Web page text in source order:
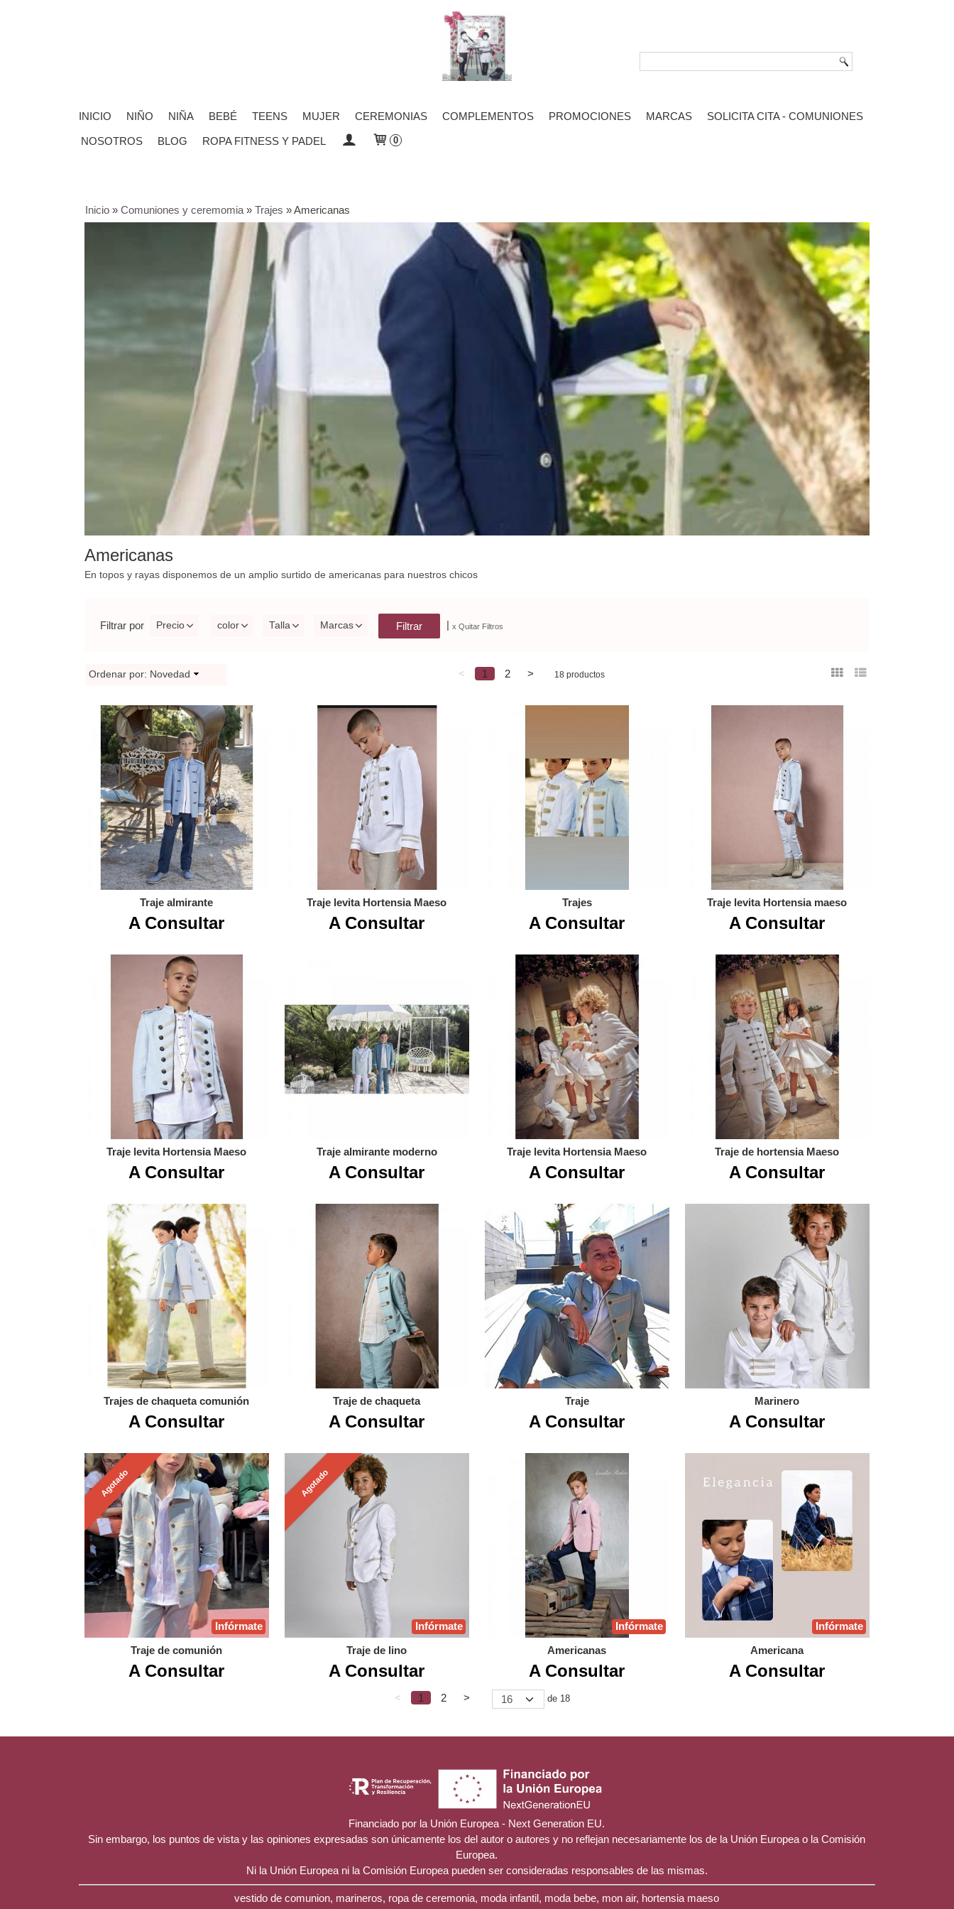
INICIO NIÑO NIÑA BEBÉ TEENS MUJER CEREMONIAS COMPLEMENTOS PROMOCIONES MARCAS SOLICITA CITA - COMUNIONES
NOSOTROS BLOG ROPA FITNESS Y PADEL 0
Inicio» Comuniones y ceremomia» Trajes »Americanas
Americanas
En topos y rayas disponemos de un amplio surtido de americanas para nuestros chicos
Filtrar por Precio color Talla Marcas x Quitar Filtros
Ordenar por: Novedad < 1 2 > 18 productos
Traje almirante
A Consultar
Traje levita Hortensia Maeso
A Consultar
Trajes
A Consultar
Traje levita Hortensia maeso
A Consultar
Traje levita Hortensia Maeso
A Consultar
Traje almirante moderno
A Consultar
Traje levita Hortensia Maeso
A Consultar
Traje de hortensia Maeso
A Consultar
Trajes de chaqueta comunión
A Consultar
Traje de chaqueta
A Consultar
Traje
A Consultar
Marinero
A Consultar
Agotado
Infórmate
Traje de comunión
A Consultar
Agotado
Infórmate
Traje de lino
A Consultar
Infórmate
Americanas
A Consultar
Infórmate
Americana
A Consultar
< 1 2 > de 18
Financiado por la Unión Europea - Next Generation EU.
Sin embargo, los puntos de vista y las opiniones expresadas son únicamente los del autor o autores y no reflejan necesariamente los de la Unión Europea o la Comisión
Europea.
Ni la Unión Europea ni la Comisión Europea pueden ser consideradas responsables de las mismas.
vestido de comunion, marineros, ropa de ceremonia, moda infantil, moda bebe, mon air, hortensia maeso